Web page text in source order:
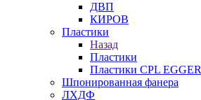
ДВП
КИРОВ
Пластики
Назад
Пластики
Пластики CPL EGGER
Шпонированная фанера
ЛХДФ